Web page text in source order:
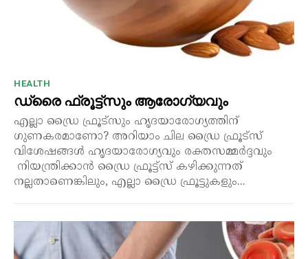
HEALTH
ഡ്രൈ ഫ്രൂട്ട്‌സും ആരോഗ്യവും
എല്ലാ ഡ്രൈ ഫ്രൂട്സും ഹൃദയാരോഗ്യത്തിന്
ഗുണകരമാണോ? അറിയാം ചില ഡ്രൈ ഫ്രൂട്സ്
വിശേഷങ്ങൾ ഹൃദയാരോഗ്യവും രക്തസമ്മർദ്ദവും
നിയന്ത്രിക്കാൻ ഡ്രൈ ഫ്രൂട്ട്സ് കഴിക്കുന്നത്
നല്ലതാണെങ്കിലും, എല്ലാ ഡ്രൈ ഫ്രൂട്ടുകളും...